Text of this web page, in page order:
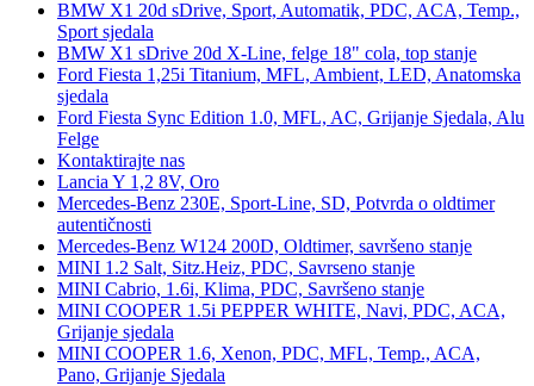
BMW X1 20d sDrive, Sport, Automatik, PDC, ACA, Temp.,
Sport sjedala
BMW X1 sDrive 20d X-Line, felge 18" cola, top stanje
Ford Fiesta 1,25i Titanium, MFL, Ambient, LED, Anatomska
sjedala
Ford Fiesta Sync Edition 1.0, MFL, AC, Grijanje Sjedala, Alu
Felge
Kontaktirajte nas
Lancia Y 1,2 8V, Oro
Mercedes-Benz 230E, Sport-Line, SD, Potvrda o oldtimer
autentičnosti
Mercedes-Benz W124 200D, Oldtimer, savršeno stanje
MINI 1.2 Salt, Sitz.Heiz, PDC, Savrseno stanje
MINI Cabrio, 1.6i, Klima, PDC, Savršeno stanje
MINI COOPER 1.5i PEPPER WHITE, Navi, PDC, ACA,
Grijanje sjedala
MINI COOPER 1.6, Xenon, PDC, MFL, Temp., ACA,
Pano, Grijanje Sjedala